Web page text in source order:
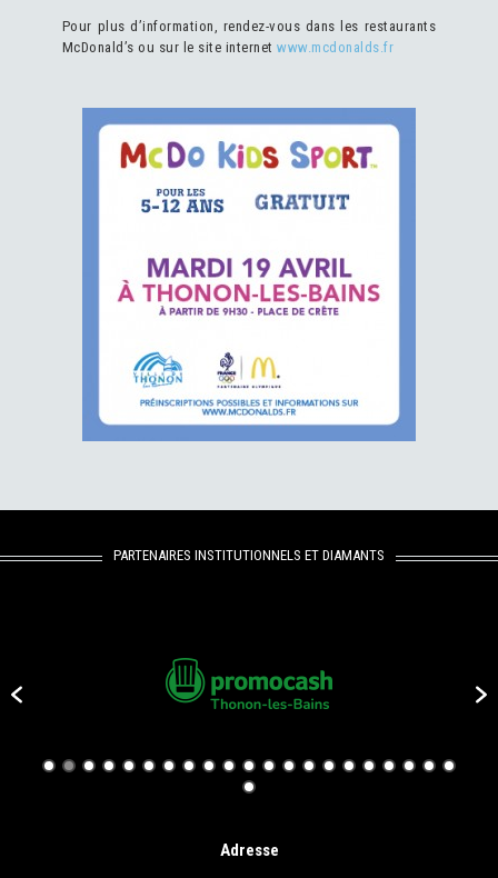
Pour plus d’information, rendez-vous dans les restaurants
McDonald’s ou sur le site internetwww.mcdonalds.fr
PARTENAIRES INSTITUTIONNELS ET DIAMANTS
Adresse